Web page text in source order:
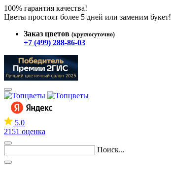
100% гарантия качества!
Цветы простоят более 5 дней или заменим букет!
Заказ цветов (круглосуточно)
+7 (499) 288-86-03
5.0
2151 оценка
Поиск...